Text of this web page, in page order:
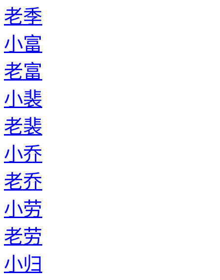
老季
小富
老富
小裴
老裴
小乔
老乔
小劳
老劳
小归